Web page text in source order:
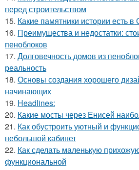
перед строительством
15. Какие памятники истории есть в
16. Преимущества и недостатки:
пеноблоков
17. Долговечность домов из
реальность
18. Основы создания хорошего
начинающих
19. Headlines:
20. Какие мосты через Енисей
21. Как обустроить уютный и
небольшой кабинет
22. Как сделать маленькую
функциональной